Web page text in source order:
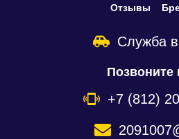
Отзывы
Служба
Позвоните
+7 (812)